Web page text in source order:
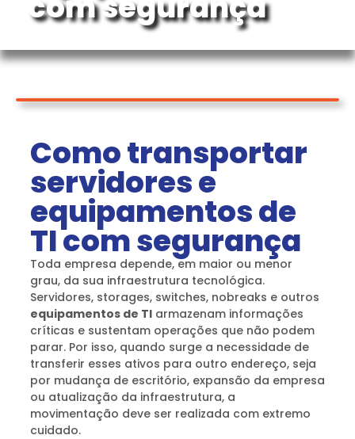
Como transportar
servidores e
equipamentos de
TI com segurança
Toda empresa depende, em maior ou menor
grau, da sua infraestrutura tecnológica.
Servidores, storages, switches, nobreaks e outros
equipamentos de TI armazenam informações
críticas e sustentam operações que não podem
parar. Por isso, quando surge a necessidade de
transferir esses ativos para outro endereço, seja
por mudança de escritório, expansão da empresa
ou atualização da infraestrutura, a
movimentação deve ser realizada com extremo
cuidado.